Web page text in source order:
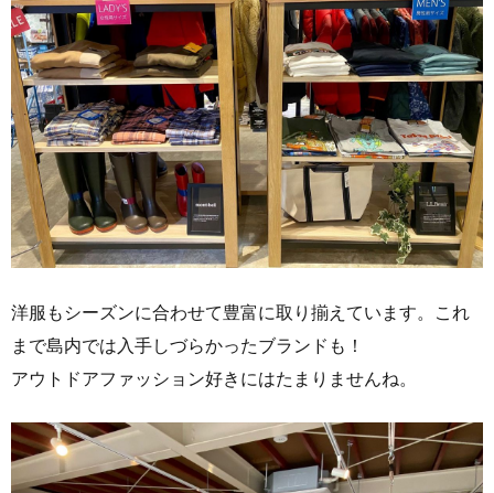
洋服もシーズンに合わせて豊富に取り揃えています。これ
まで島内では入手しづらかったブランドも！
アウトドアファッション好きにはたまりませんね。